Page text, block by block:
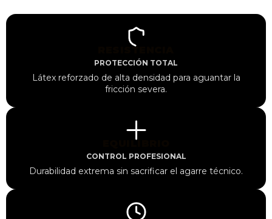
RESISTENCIA
PROTECCIÓN TOTAL
Látex reforzado de alta densidad para aguantar la
fricción severa.
EQUILIBRIO
CONTROL PROFESIONAL
Durabilidad extrema sin sacrificar el agarre técnico.